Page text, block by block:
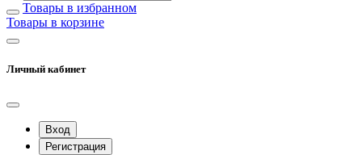
Товары в избранном
Товары в корзине
Личный кабинет
Вход
Регистрация